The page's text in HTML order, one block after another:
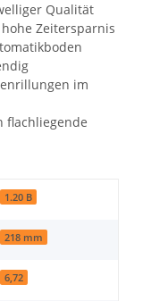
Qualität
Zeitersparnis
im
flachliegende
1.20 B
218 mm
6,72